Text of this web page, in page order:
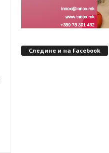
Следине и на Facebook